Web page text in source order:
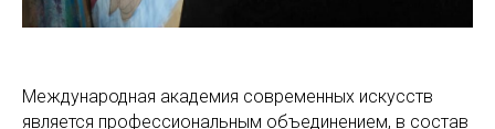
Международная академия современных искусств
является профессиональным объединением, в состав